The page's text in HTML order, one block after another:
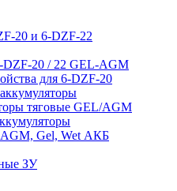
20 и 6-DZF-22
DZF-20 / 22 GEL-AGM
для 6-DZF-20
тяговые GEL/AGM
AGM, Gel, Wet АКБ
ЗУ